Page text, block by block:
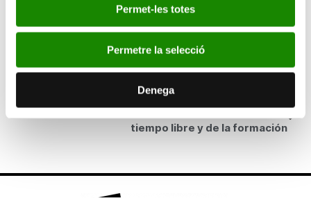
Permet-les totes
Permetre la selecció
Denega
Los jóvenes valoran la familia por encima del
tiempo libre y de la formación
Bancaja y el Adeit firman un convenio de
colaboración para fomentar la formación de los